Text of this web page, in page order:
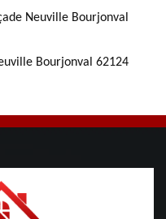
Neuville Bourjonval
Bourjonval 62124